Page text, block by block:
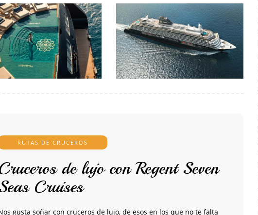
RUTAS DE CRUCEROS
de lujo con Regent Seven
Cruises
gusta soñar con cruceros de lujo, de esos en los que no te falta